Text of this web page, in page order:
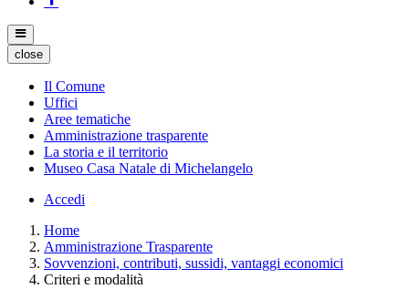
close
Il Comune
Uffici
Aree tematiche
Amministrazione trasparente
La storia e il territorio
Museo Casa Natale di Michelangelo
Accedi
Home
Amministrazione Trasparente
Sovvenzioni, contributi, sussidi, vantaggi economici
Criteri e modalità